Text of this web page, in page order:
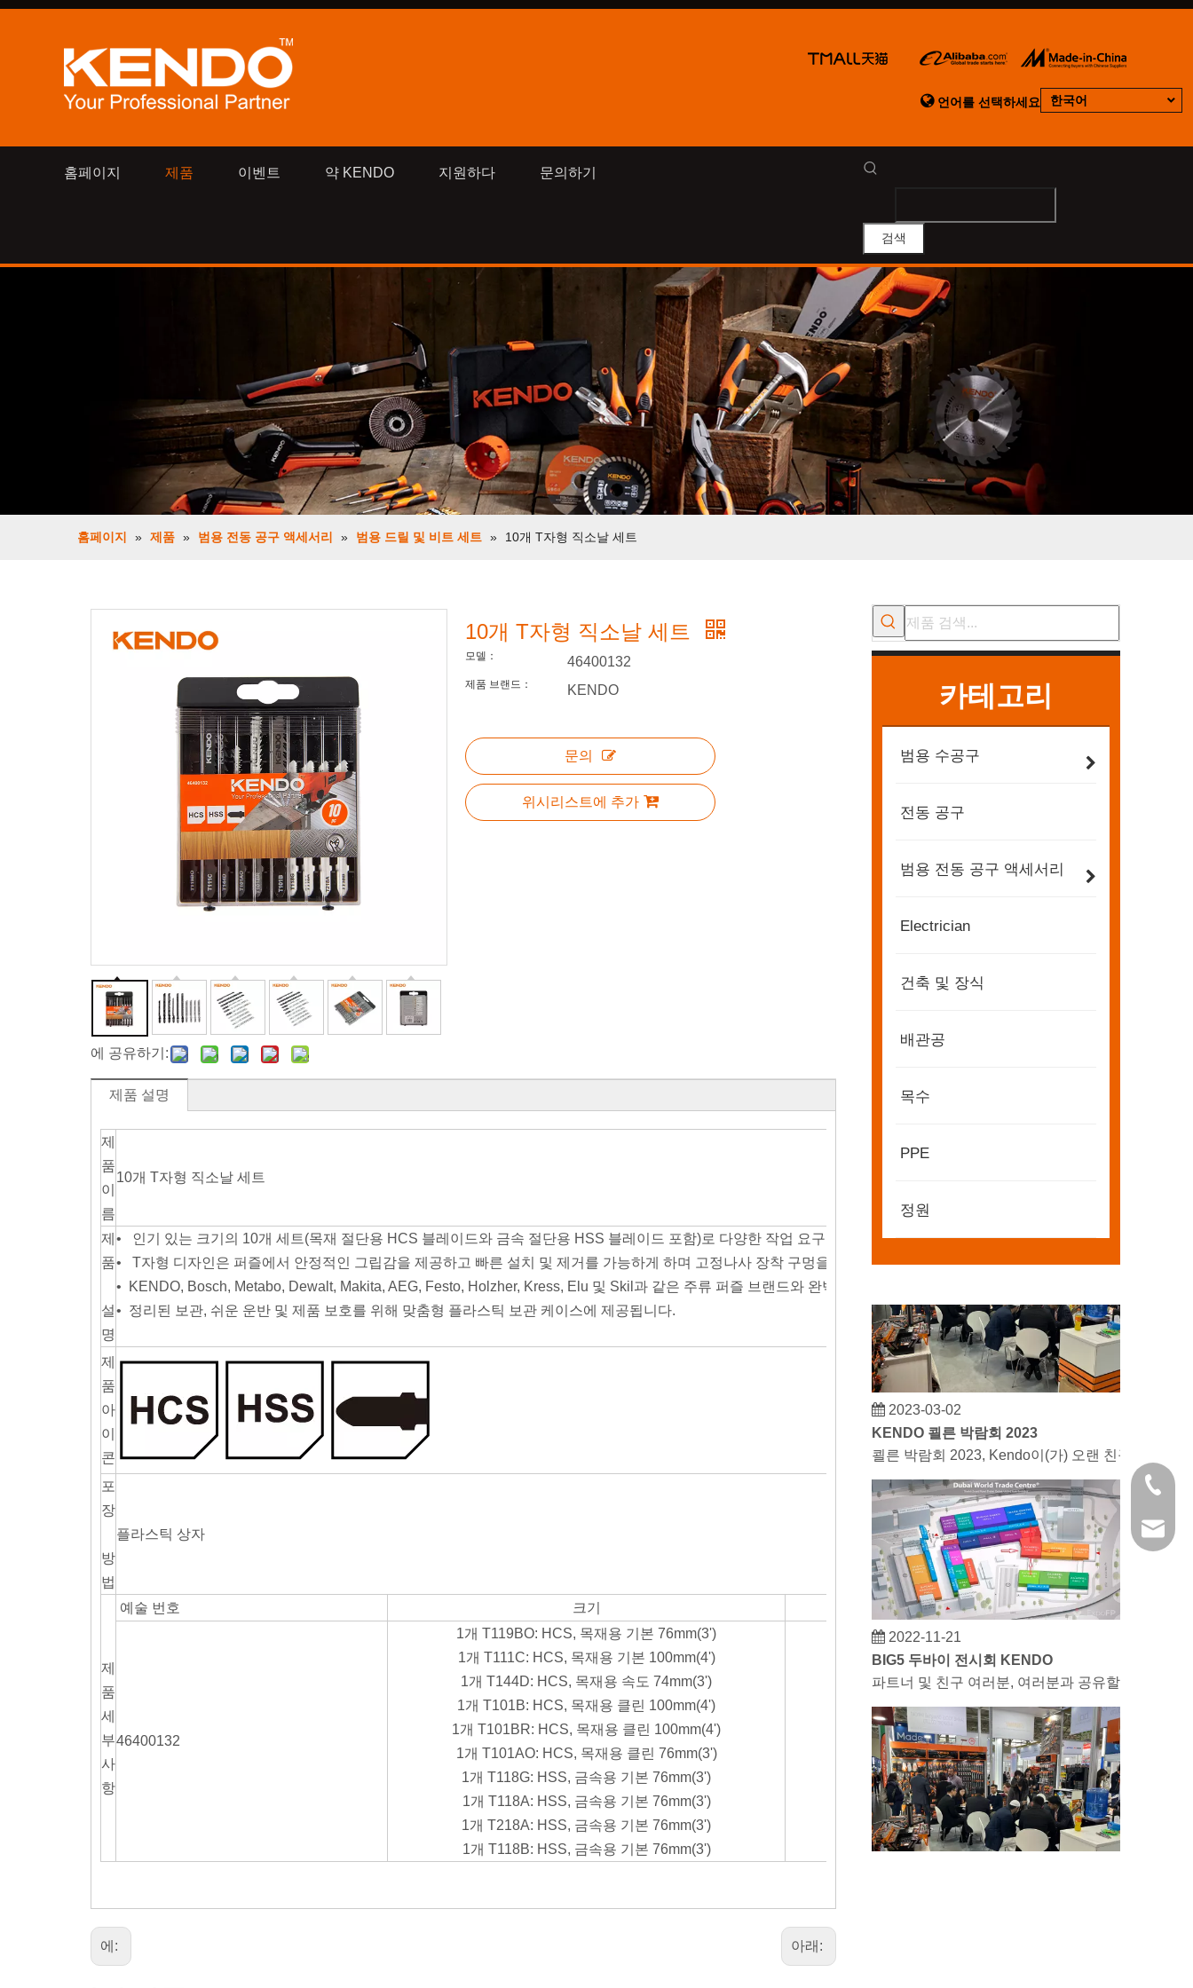
언어를 선택하세요 한국어
홈페이지 제품 이벤트 약 KENDO 지원하다 문의하기
검색
홈페이지 » 제품 » 범용 전동 공구 액세서리 » 범용 드릴 및 비트 세트 » 10개 T자형 직소날 세트
에 공유하기:
10개 T자형 직소날 세트
모델： 46400132
제품 브랜드： KENDO
문의
위시리스트에 추가
제품 설명
제
품
이
름
10개 T자형 직소날 세트
제
품
설
명
• 인기 있는 크기의 10개 세트(목재 절단용 HCS 블레이드와 금속 절단용 HSS 블레이드 포함)로 다양한 작업 요구 사항을 충족합니다.
• T자형 디자인은 퍼즐에서 안정적인 그립감을 제공하고 빠른 설치 및 제거를 가능하게 하며 고정나사 장착 구멍을 제거하여 내구성을 높이고 블레이드 수명을 연장합니다.
• KENDO, Bosch, Metabo, Dewalt, Makita, AEG, Festo, Holzher, Kress, Elu 및 Skil과 같은 주류 퍼즐 브랜드와 완벽하게 호환됩니다.
• 정리된 보관, 쉬운 운반 및 제품 보호를 위해 맞춤형 플라스틱 보관 케이스에 제공됩니다.
제
품
아
이
콘
포
장
방
법
플라스틱 상자
제
품
세
부
사
항
예술 번호 크기
46400132
1개 T119BO: HCS, 목재용 기본 76mm(3')
1개 T111C: HCS, 목재용 기본 100mm(4')
1개 T144D: HCS, 목재용 속도 74mm(3')
1개 T101B: HCS, 목재용 클린 100mm(4')
1개 T101BR: HCS, 목재용 클린 100mm(4')
1개 T101AO: HCS, 목재용 클린 76mm(3')
1개 T118G: HSS, 금속용 기본 76mm(3')
1개 T118A: HSS, 금속용 기본 76mm(3')
1개 T218A: HSS, 금속용 기본 76mm(3')
1개 T118B: HSS, 금속용 기본 76mm(3')
60
에: 아래:
카테고리
범용 수공구
전동 공구
범용 전동 공구 액세서리
Electrician
건축 및 장식
배관공
목수
PPE
정원
BIG5 두바이 전시회 KENDO
KENDO 쾰른 박람회 2023
쾰른 박람회 2023, Kendo이(가) 오랜 친구를 만나
BIG5 두바이 전시회 KENDO
파트너 및 친구 여러분, 여러분과 공유할 좋은 소
+86 21